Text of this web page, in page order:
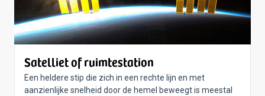
Satelliet of ruimtestation
Een heldere stip die zich in een rechte lijn en met
aanzienlijke snelheid door de hemel beweegt is meestal